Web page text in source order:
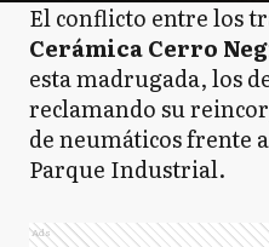
El conflicto entre los
Cerámica Cerro
esta madrugada, los
reclamando su
de neumáticos frente
Parque Industrial.
Ads